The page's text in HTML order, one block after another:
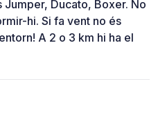
Ducato, Boxer. No
hi. Si fa vent no és
A 2 o 3 km hi ha el